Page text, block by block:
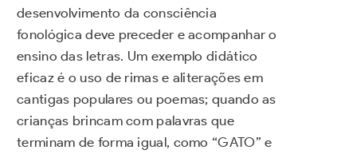
desenvolvimento da consciência
fonológica deve preceder e acompanhar o
ensino das letras. Um exemplo didático
eficaz é o uso de rimas e aliterações em
cantigas populares ou poemas; quando as
crianças brincam com palavras que
terminam de forma igual, como “GATO” e